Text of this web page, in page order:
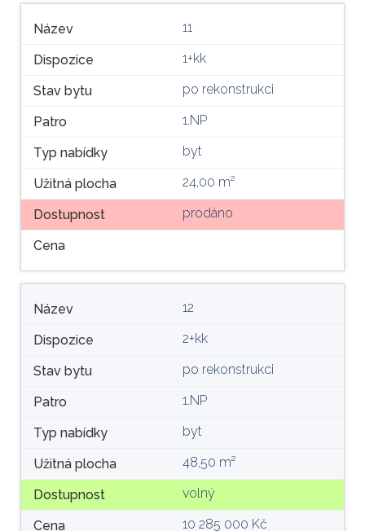
Název 11
Dispozice 1+kk
Stav bytu po rekonstrukci
Patro 1.NP
Typ nabídky byt
Užitná plocha 24,00 m²
Dostupnost prodáno
Cena
Název 12
Dispozice 2+kk
Stav bytu po rekonstrukci
Patro 1.NP
Typ nabídky byt
Užitná plocha 48,50 m²
Dostupnost volný
Cena 10 285 000 Kč